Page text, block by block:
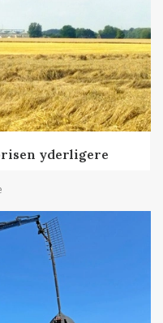
yderligere